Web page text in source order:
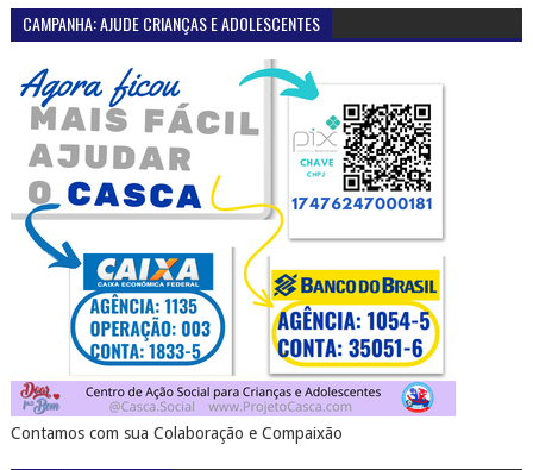
CAMPANHA: AJUDE CRIANÇAS E ADOLESCENTES
Contamos com sua Colaboração e Compaixão